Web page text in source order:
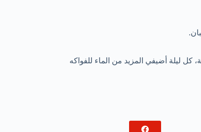
كل ليلة أضيفي المزيد من الماء للفواكه